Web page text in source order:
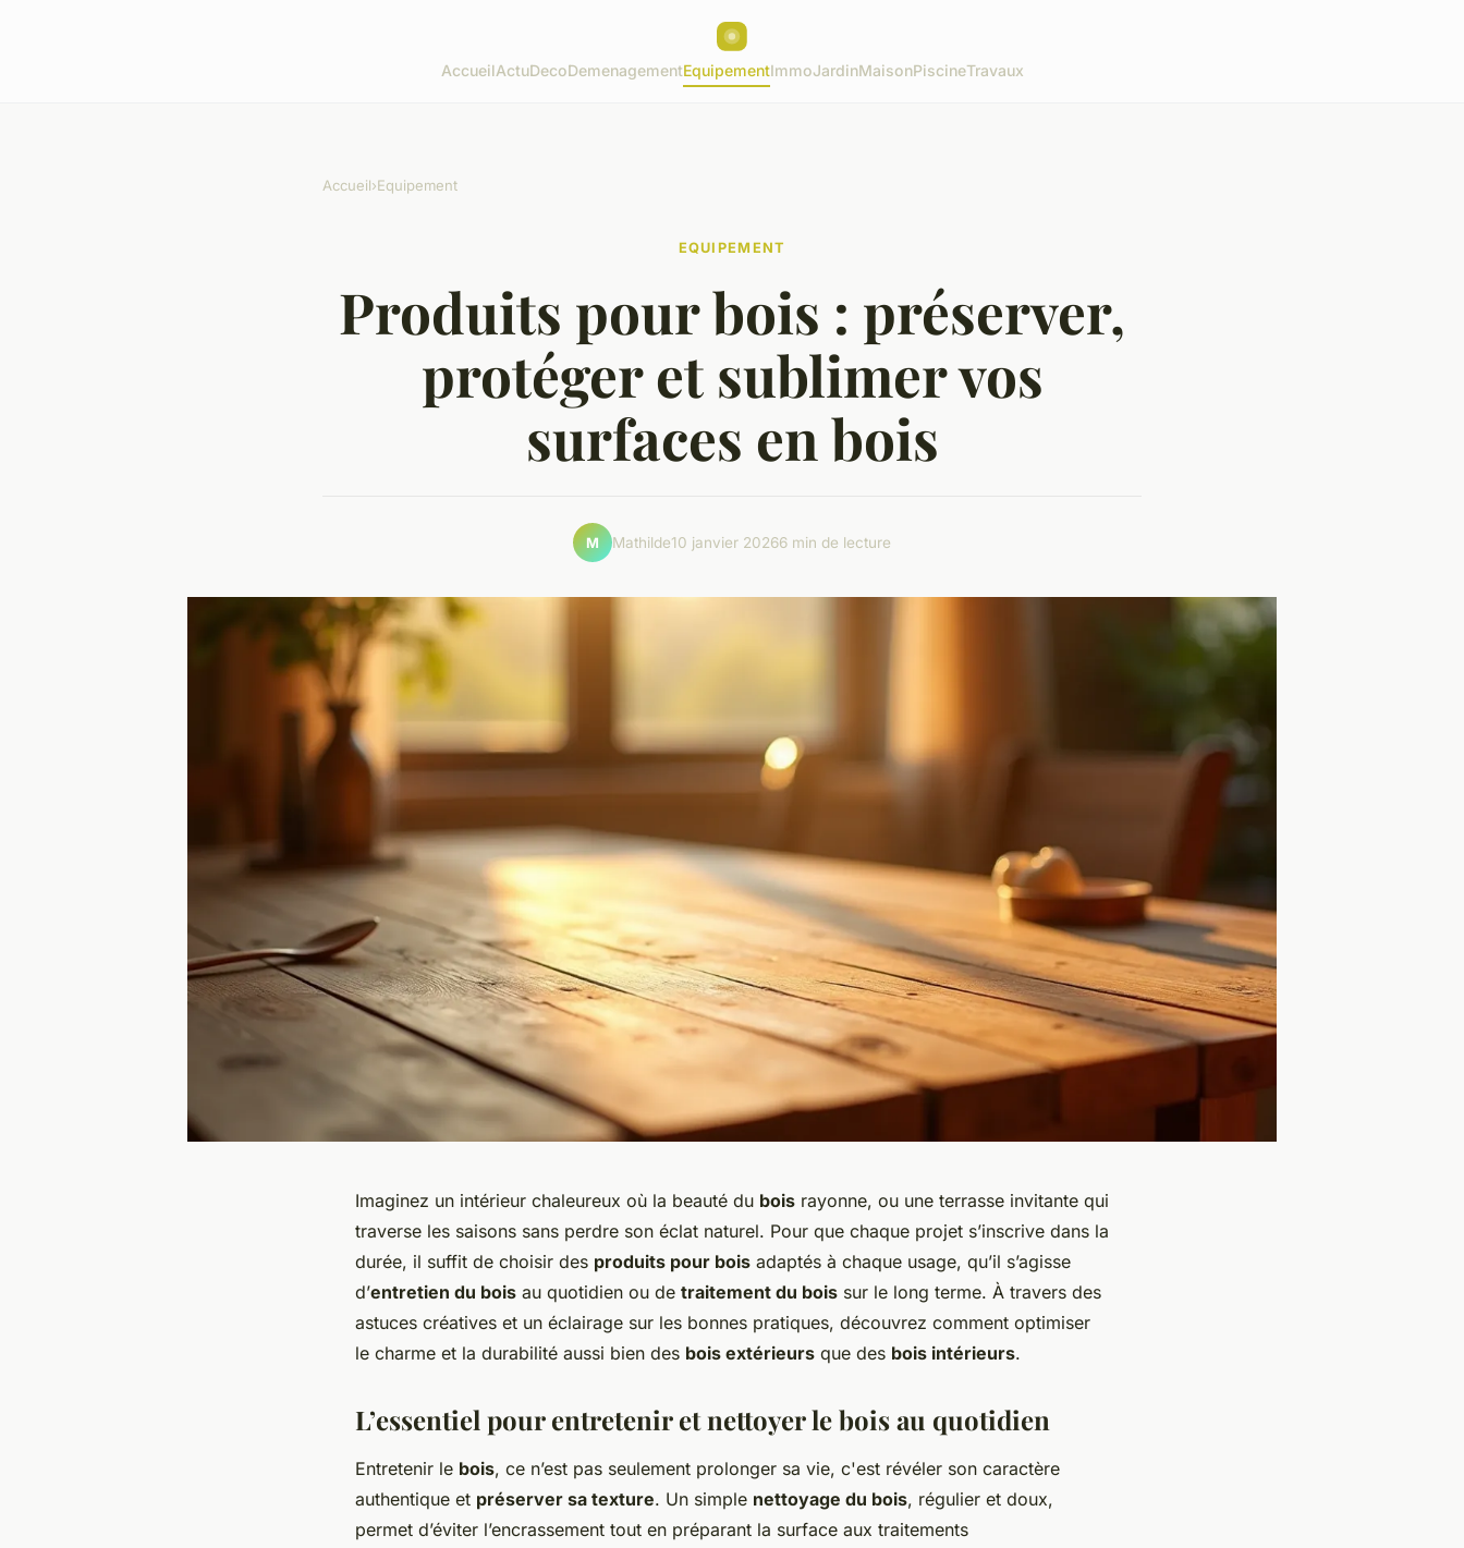
AccueilActuDecoDemenagementEquipementImmoJardinMaisonPiscineTravaux
Accueil›Equipement
EQUIPEMENT
Produits pour bois : préserver,
protéger et sublimer vos
surfaces en bois
M Mathilde10 janvier 20266 min de lecture
Imaginez un intérieur chaleureux où la beauté du bois rayonne, ou une terrasse invitante qui
traverse les saisons sans perdre son éclat naturel. Pour que chaque projet s’inscrive dans la
durée, il suffit de choisir des produits pour bois adaptés à chaque usage, qu’il s’agisse
d’entretien du bois au quotidien ou de traitement du bois sur le long terme. À travers des
astuces créatives et un éclairage sur les bonnes pratiques, découvrez comment optimiser
le charme et la durabilité aussi bien des bois extérieurs que des bois intérieurs.
L’essentiel pour entretenir et nettoyer le bois au quotidien
Entretenir le bois, ce n’est pas seulement prolonger sa vie, c'est révéler son caractère
authentique et préserver sa texture. Un simple nettoyage du bois, régulier et doux,
permet d’éviter l’encrassement tout en préparant la surface aux traitements